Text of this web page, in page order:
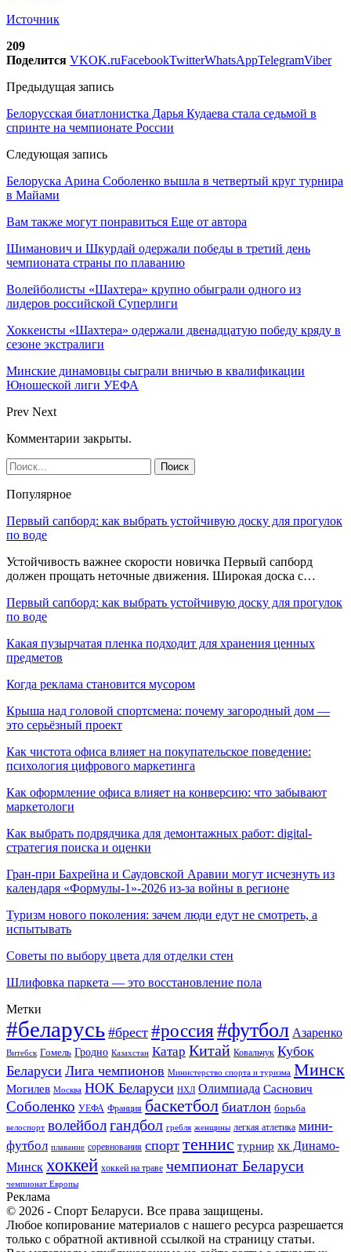
Источник
209
Поделится VKOK.ruFacebookTwitterWhatsAppTelegramViber
Предыдущая запись
Белорусская биатлонистка Дарья Кудаева стала седьмой в
спринте на чемпионате России
Следующая запись
Белоруска Арина Соболенко вышла в четвертый круг турнира
в Майами
Вам также могут понравиться Еще от автора
Шиманович и Шкурдай одержали победы в третий день
чемпионата страны по плаванию
Волейболисты «Шахтера» крупно обыграли одного из
лидеров российской Суперлиги
Хоккеисты «Шахтера» одержали двенадцатую победу кряду в
сезоне экстралиги
Минские динамовцы сыграли вничью в квалификации
Юношеской лиги УЕФА
Prev Next
Комментарии закрыты.
Популярное
Первый сапборд: как выбрать устойчивую доску для прогулок
по воде
Устойчивость важнее скорости новичка Первый сапборд
должен прощать неточные движения. Широкая доска с…
Первый сапборд: как выбрать устойчивую доску для прогулок
по воде
Какая пузырчатая пленка подходит для хранения ценных
предметов
Когда реклама становится мусором
Крыша над головой спортсмена: почему загородный дом —
это серьёзный проект
Как чистота офиса влияет на покупательское поведение:
психология цифрового маркетинга
Как оформление офиса влияет на конверсию: что забывают
маркетологи
Как выбрать подрядчика для демонтажных работ: digital-
стратегия поиска и оценки
Гран-при Бахрейна и Саудовской Аравии могут исчезнуть из
календаря «Формулы-1»-2026 из-за войны в регионе
Туризм нового поколения: зачем люди едут не смотреть, а
испытывать
Советы по выбору цвета для отделки стен
Шлифовка паркета — это восстановление пола
Метки
#беларусь #брест #россия#футбол Азаренко
Витебск Гомель Гродно Казахстан Катар Китай Ковальчук Кубок
Беларуси Лига чемпионов Министерство спорта и туризма Минск
Могилев Москва НОК Беларуси НХЛ Олимпиада Саснович
Соболенко УЕФА Франция баскетбол биатлон борьба
велоспорт волейболгандбол гребля женщины легкая атлетика мини-
футбол плавание соревнования спорт теннис турнир хк Динамо-
Минск хоккей хоккей на траве чемпионат Беларуси
чемпионат Европы
Реклама
© 2026 - Спорт Беларуси. Все права защищены.
Любое копирование материалов с нашего ресурса разрешается
только с обратной активной ссылкой на страницу статьи.